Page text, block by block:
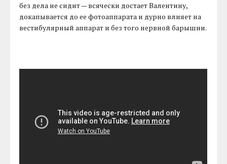
без дела не сидит — всячески достает Валентину,
докапывается до ее фотоаппарата и дурно влияет на
вестибулярный аппарат и без того нервной барышни.